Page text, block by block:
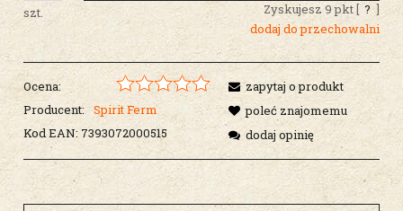
szt. Zyskujesz 9pkt [ ? ]
dodaj do przechowalni
Ocena:
Producent:
Spirit Ferm
Kod EAN: 7393072000515
zapytaj o produkt
poleć znajomemu
dodaj opinię